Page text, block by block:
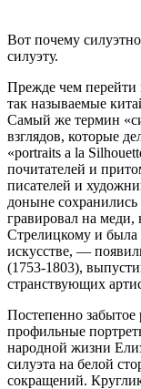
Вот почему
силуэту.
Прежде чем перейти
так называемые
Самый же термин
взглядов, которые
«portraits a la
почитателей и
писателей и
доныне
гравировал на меди,
Стрелицкому и была
искусстве, —
(1753-1803),
странствующих
Постепенно
профильные
народной жизни
силуэта на белой
сокращений.